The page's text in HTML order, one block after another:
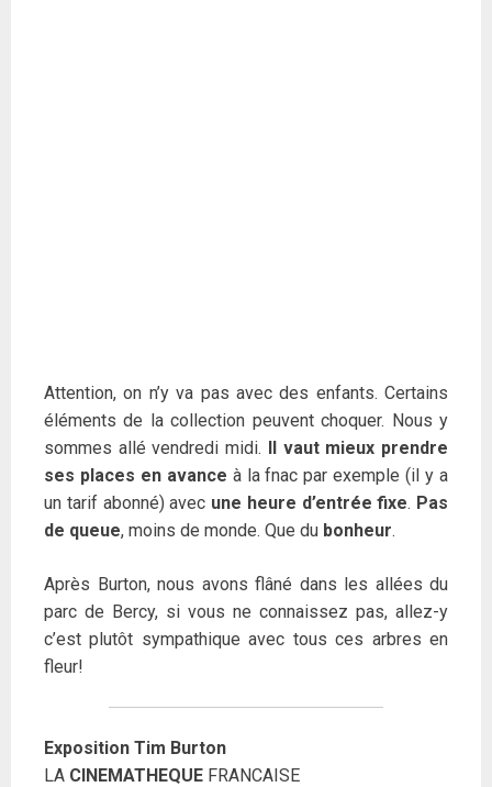
Attention, on n’y va pas avec des enfants. Certains
éléments de la collection peuvent choquer. Nous y
sommes allé vendredi midi. Il vaut mieux prendre
ses places en avance à la fnac par exemple (il y a
un tarif abonné) avec une heure d’entrée fixe. Pas
de queue, moins de monde. Que du bonheur.
Après Burton, nous avons flâné dans les allées du
parc de Bercy, si vous ne connaissez pas, allez-y
c’est plutôt sympathique avec tous ces arbres en
fleur!
Exposition Tim Burton
LA CINEMATHEQUE FRANCAISE